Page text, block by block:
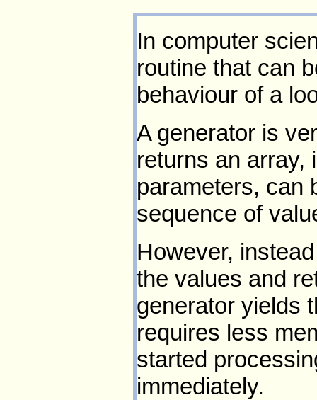
In computer
routine that can
behaviour of a
A generator is
returns an array,
parameters, can
sequence of
However,
the values and
generator yields
requires less
started
immediately.